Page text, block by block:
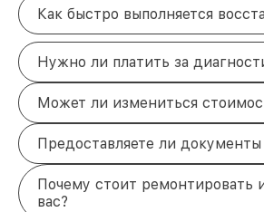
Как быстро выполняется
Нужно ли платить за
Может ли измениться
Предоставляете ли
Почему стоит ремонтировать
вас?